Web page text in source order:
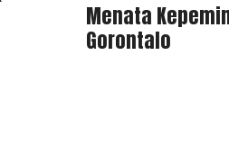
Menata
Gorontalo